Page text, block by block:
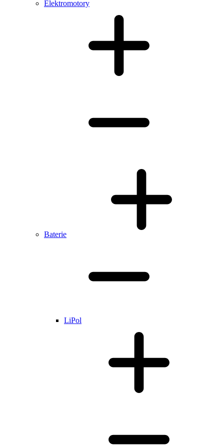
Elektromotory
Baterie
LiPol